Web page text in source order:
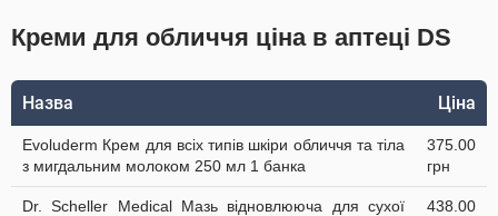
Креми для обличчя ціна в аптеці DS
Назва Ціна
Evoluderm Крем для всіх типів шкіри обличчя та тіла
з мигдальним молоком 250 мл 1 банка
375.00
грн
Dr. Scheller Medical Мазь відновлююча для сухої
438.00